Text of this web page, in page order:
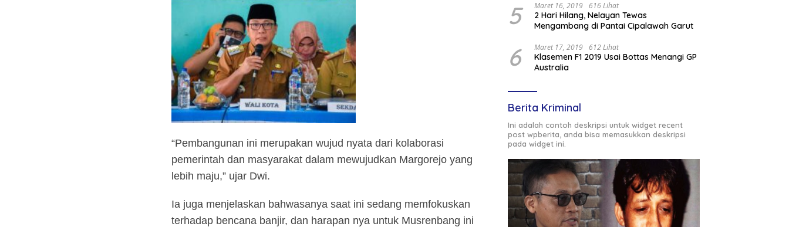
“Pembangunan ini merupakan wujud nyata dari kolaborasi
pemerintah dan masyarakat dalam mewujudkan Margorejo yang
lebih maju,” ujar Dwi.
Ia juga menjelaskan bahwasanya saat ini sedang memfokuskan
terhadap bencana banjir, dan harapan nya untuk Musrenbang ini
5 Maret 16, 2019 616 Lihat
2 Hari Hilang, Nelayan Tewas
Mengambang di Pantai Cipalawah Garut
6 Maret 17, 2019 612 Lihat
Klasemen F1 2019 Usai Bottas Menangi GP
Australia
Berita Kriminal
Ini adalah contoh deskripsi untuk widget recent
post wpberita, anda bisa memasukkan deskripsi
pada widget ini.